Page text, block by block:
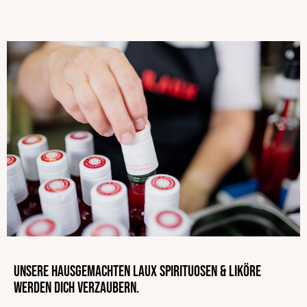
EAN 4013149173876
Alkoholhaltig
Glutenfrei
Vegetarisch
Ohne Knoblauch
Alkoholgehalt
Sojafrei
Ohne Geschmacksverstärker
ohne zugesetzten Salz
Ohne Palmöl
Laktosefrei
Unsere hausgemachten LAUX Spirituosen & Liköre
werden dich verzaubern.